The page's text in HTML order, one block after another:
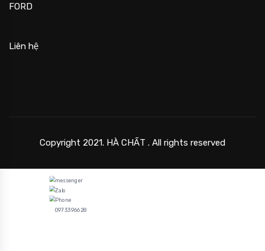
FORD
Liên hệ
Copyright 2021. HÀ CHẤT . All rights reserved
0973396628